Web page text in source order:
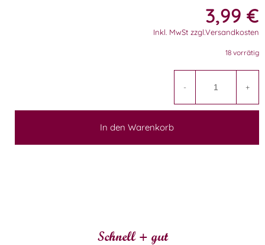
3,99 €
Inkl. MwSt zzgl.Versandkosten
18 vorrätig
- +
In den Warenkorb
Schnell + gut